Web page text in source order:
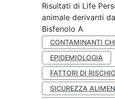
Risultati di Life
animale derivanti
Bisfenolo A
CONTAMINANTI
EPIDEMIOLOGIA
FATTORI DI RISCHIO
SICUREZZA